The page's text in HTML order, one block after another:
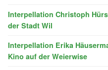
Interpellation Christoph
der Stadt Wil
Interpellation Erika
Kino auf der Weierwise